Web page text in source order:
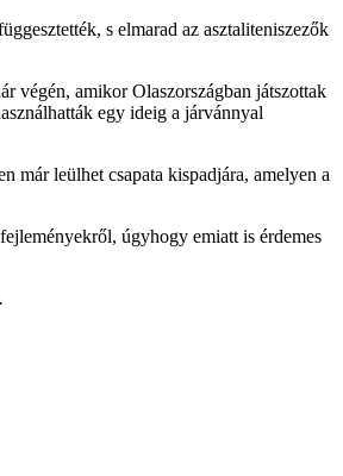
s elmarad az asztaliteniszezők
végén, amikor Olaszországban játszottak
egy ideig a járvánnyal
már leülhet csapata kispadjára, amelyen a
úgyhogy emiatt is érdemes